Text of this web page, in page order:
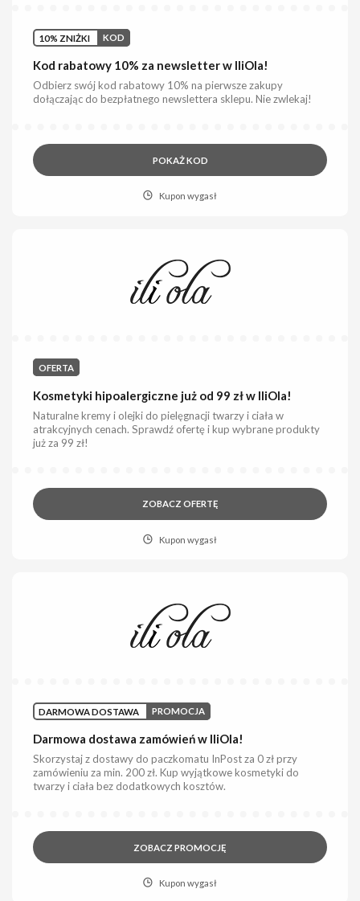
10% ZNIŻKI KOD
Kod rabatowy 10% za newsletter w IliOla!
Odbierz swój kod rabatowy 10% na pierwsze zakupy
dołączając do bezpłatnego newslettera sklepu. Nie zwlekaj!
POKAŻ KOD
Kupon wygasł
OFERTA
Kosmetyki hipoalergiczne już od 99 zł w IliOla!
Naturalne kremy i olejki do pielęgnacji twarzy i ciała w
atrakcyjnych cenach. Sprawdź ofertę i kup wybrane produkty
już za 99 zł!
ZOBACZ OFERTĘ
Kupon wygasł
DARMOWA DOSTAWA PROMOCJA
Darmowa dostawa zamówień w IliOla!
Skorzystaj z dostawy do paczkomatu InPost za 0 zł przy
zamówieniu za min. 200 zł. Kup wyjątkowe kosmetyki do
twarzy i ciała bez dodatkowych kosztów.
ZOBACZ PROMOCJĘ
Kupon wygasł